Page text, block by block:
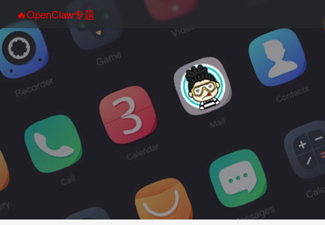
🔥OpenClaw专题